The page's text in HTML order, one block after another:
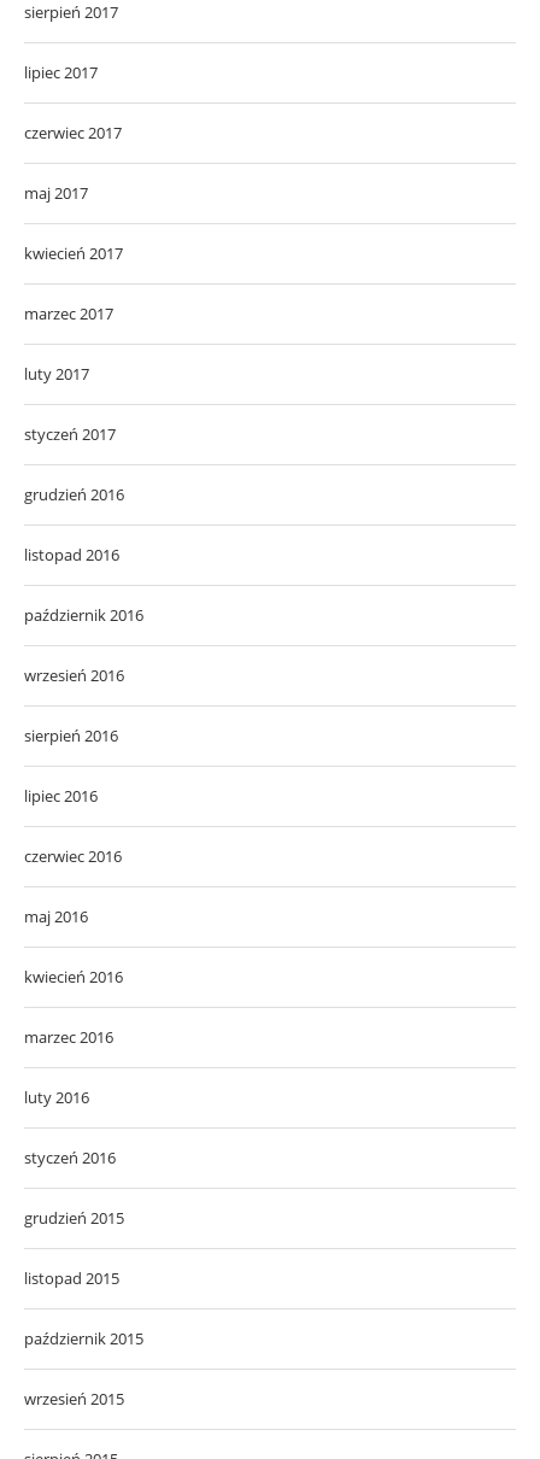
sierpień 2017
lipiec 2017
czerwiec 2017
maj 2017
kwiecień 2017
marzec 2017
luty 2017
styczeń 2017
grudzień 2016
listopad 2016
październik 2016
wrzesień 2016
sierpień 2016
lipiec 2016
czerwiec 2016
maj 2016
kwiecień 2016
marzec 2016
luty 2016
styczeń 2016
grudzień 2015
listopad 2015
październik 2015
wrzesień 2015